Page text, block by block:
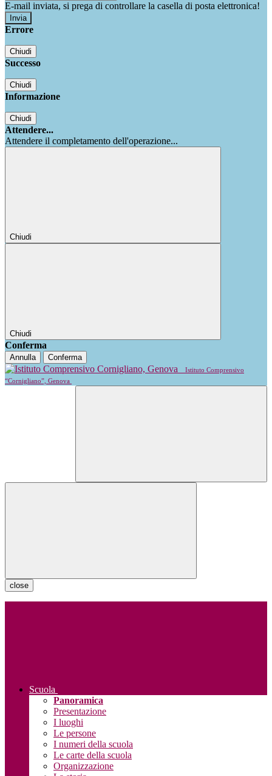
E-mail inviata, si prega di controllare la casella di posta elettronica!
Errore
Chiudi
Successo
Chiudi
Informazione
Chiudi
Attendere...
Attendere il completamento dell'operazione...
Chiudi
Chiudi
Conferma
Annulla Conferma
Istituto Comprensivo
“Cornigliano”, Genova
close
Scuola
Panoramica
Presentazione
I luoghi
Le persone
I numeri della scuola
Le carte della scuola
Organizzazione